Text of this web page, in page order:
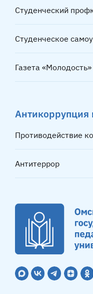
Студенческий
Студенческое
Газета «Молодость»
Антикоррупция
Противодействие
Антитеррор